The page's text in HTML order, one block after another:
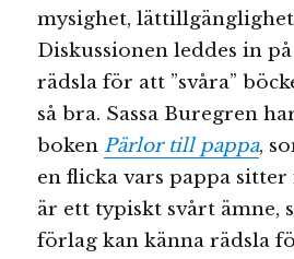
mysighet,
Diskussionen leddes in
rädsla för att ”svåra”
så bra. Sassa Buregren
bokenPärlor till pappa,
en flicka vars pappa sitter
är ett typiskt svårt ämne,
förlag kan känna rädsla